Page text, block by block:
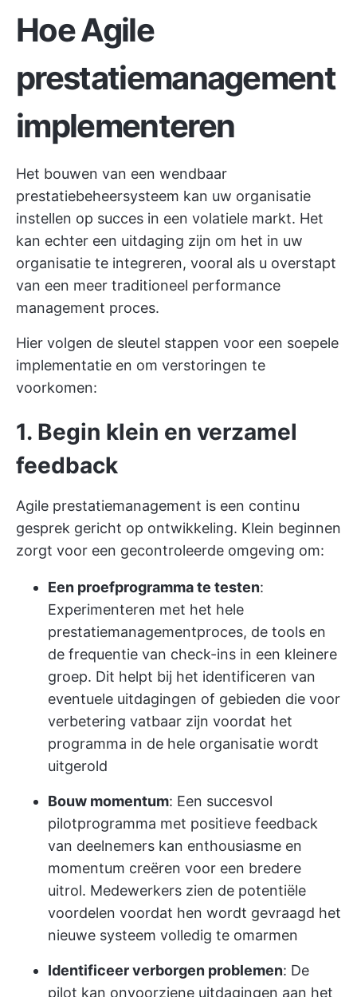
Hoe Agile
prestatiemanagement
implementeren
Het bouwen van een wendbaar
prestatiebeheersysteem kan uw organisatie
instellen op succes in een volatiele markt. Het
kan echter een uitdaging zijn om het in uw
organisatie te integreren, vooral als u overstapt
van een meer traditioneel performance
management proces.
Hier volgen de sleutel stappen voor een soepele
implementatie en om verstoringen te
voorkomen:
1. Begin klein en verzamel
feedback
Agile prestatiemanagement is een continu
gesprek gericht op ontwikkeling. Klein beginnen
zorgt voor een gecontroleerde omgeving om:
Een proefprogramma te testen:
Experimenteren met het hele
prestatiemanagementproces, de tools en
de frequentie van check-ins in een kleinere
groep. Dit helpt bij het identificeren van
eventuele uitdagingen of gebieden die voor
verbetering vatbaar zijn voordat het
programma in de hele organisatie wordt
uitgerold
Bouw momentum: Een succesvol
pilotprogramma met positieve feedback
van deelnemers kan enthousiasme en
momentum creëren voor een bredere
uitrol. Medewerkers zien de potentiële
voordelen voordat hen wordt gevraagd het
nieuwe systeem volledig te omarmen
Identificeer verborgen problemen: De
pilot kan onvoorziene uitdagingen aan het